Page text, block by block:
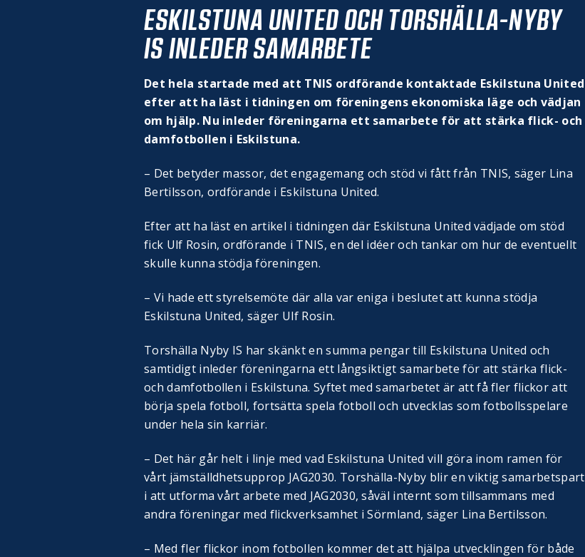
ESKILSTUNA UNITED OCH TORSHÄLLA-NYBY
IS INLEDER SAMARBETE
Det hela startade med att TNIS ordförande kontaktade Eskilstuna United
efter att ha läst i tidningen om föreningens ekonomiska läge och vädjan
om hjälp. Nu inleder föreningarna ett samarbete för att stärka flick- och
damfotbollen i Eskilstuna.
– Det betyder massor, det engagemang och stöd vi fått från TNIS, säger Lina
Bertilsson, ordförande i Eskilstuna United.
Efter att ha läst en artikel i tidningen där Eskilstuna United vädjade om stöd
fick Ulf Rosin, ordförande i TNIS, en del idéer och tankar om hur de eventuellt
skulle kunna stödja föreningen.
– Vi hade ett styrelsemöte där alla var eniga i beslutet att kunna stödja
Eskilstuna United, säger Ulf Rosin.
Torshälla Nyby IS har skänkt en summa pengar till Eskilstuna United och
samtidigt inleder föreningarna ett långsiktigt samarbete för att stärka flick-
och damfotbollen i Eskilstuna. Syftet med samarbetet är att få fler flickor att
börja spela fotboll, fortsätta spela fotboll och utvecklas som fotbollsspelare
under hela sin karriär.
– Det här går helt i linje med vad Eskilstuna United vill göra inom ramen för
vårt jämställdhetsupprop JAG2030. Torshälla-Nyby blir en viktig samarbetspart
i att utforma vårt arbete med JAG2030, såväl internt som tillsammans med
andra föreningar med flickverksamhet i Sörmland, säger Lina Bertilsson.
– Med fler flickor inom fotbollen kommer det att hjälpa utvecklingen för både